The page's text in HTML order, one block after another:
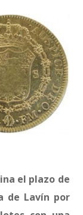
el plazo de
de Lavín por